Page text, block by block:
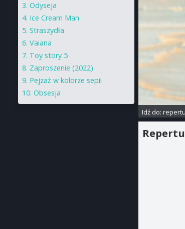
Idź do:
Odyseja
Ice Cream Man
Straszydła
Vaiana
Toy story 5
Zaproszenie (2022)
Pejzaż w kolorze sepii
Obsesja